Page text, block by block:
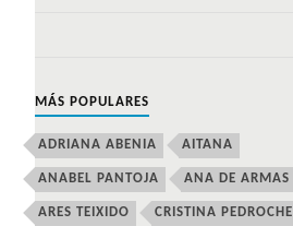
MÁS POPULARES
ADRIANA ABENIA AITANA
ANABEL PANTOJA ANA DE ARMAS
ARES TEIXIDO CRISTINA PEDROCHE